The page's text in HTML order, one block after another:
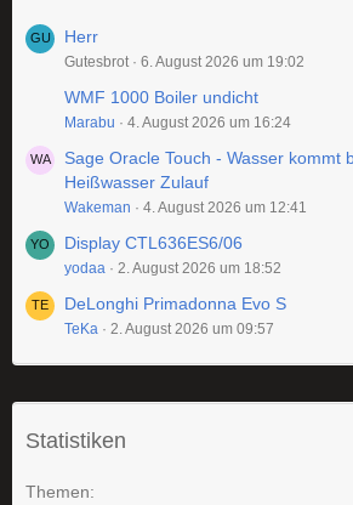
Herr
Gutesbrot 6. August 2026 um 19:02
WMF 1000 Boiler undicht
Marabu 4. August 2026 um 16:24
Sage Oracle Touch - Wasser kommt
Heißwasser Zulauf
Wakeman 4. August 2026 um 12:41
Display CTL636ES6/06
yodaa 2. August 2026 um 18:52
DeLonghi Primadonna Evo S
TeKa 2. August 2026 um 09:57
Statistiken
Themen